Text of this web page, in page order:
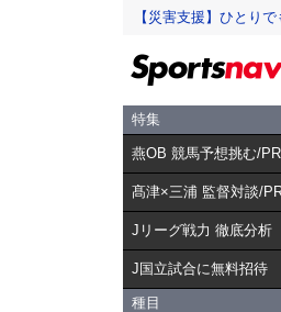
【災害支援】ひとり
特集
燕OB 競馬予想挑む/PR
髙津×三浦 監督対談/
Jリーグ戦力 徹底分析
J国立試合に無料招待
種目